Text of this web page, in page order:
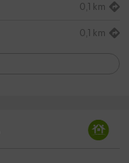
0,1 km
0,1 km
0,3 km